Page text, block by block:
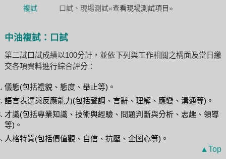
複試
口試、現場測試«查看現場測試項目 »
中油複試：口試
第二試口試成績以100分計，並依下列與工作相關之構面及當日繳
交各項資料進行綜合評分：
儀態(包括禮貌、態度、舉止等)。
語言表達與反應能力(包括聲調、言辭、理解、應變、溝通等)。
才識(包括專業知識、技術與經驗、問題判斷與分析、志趣、領導
等)。
人格特質(包括價值觀、自信、抗壓、企圖心等)。
▲Top